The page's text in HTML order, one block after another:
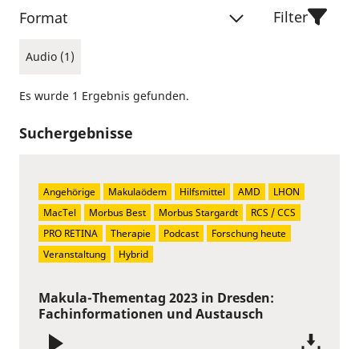
Format
Audio (1)
Filter
Es wurde 1 Ergebnis gefunden.
Suchergebnisse
Makula-Thementag 2023 in Dresden:
Fachinformationen und Austausch
Angehörige Makulaödem Hilfsmittel AMD
LHON
MacTel
Morbus Best Morbus Stargardt
RCS / CCS
PRO RETINA
Therapie Podcast
Forschung heute
Veranstaltung
Hybrid